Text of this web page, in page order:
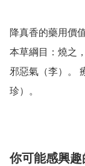
降真香的藥用價
本草綱目：燒之
邪惡氣（李）。
你可能感興趣